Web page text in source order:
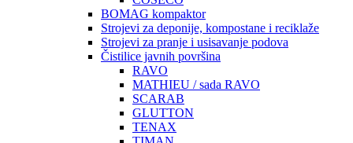
BOMAG kompaktor
Strojevi za deponije, kompostane i reciklaže
Strojevi za pranje i usisavanje podova
Čistilice javnih površina
RAVO
MATHIEU / sada RAVO
SCARAB
GLUTTON
TENAX